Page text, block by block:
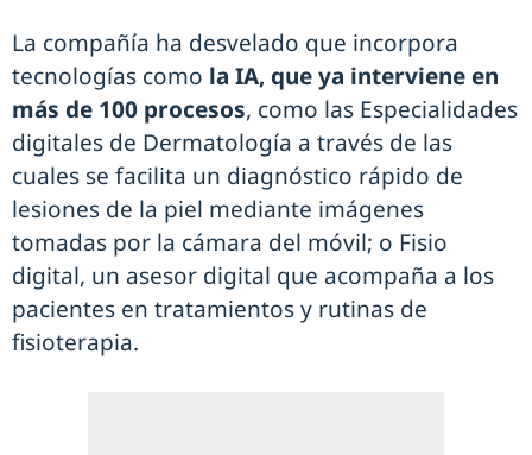
La compañía ha desvelado que incorpora
tecnologías como la IA, que ya interviene en
más de 100 procesos, como las Especialidades
digitales de Dermatología a través de las
cuales se facilita un diagnóstico rápido de
lesiones de la piel mediante imágenes
tomadas por la cámara del móvil; o Fisio
digital, un asesor digital que acompaña a los
pacientes en tratamientos y rutinas de
fisioterapia.